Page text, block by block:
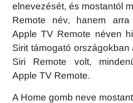
elnevezését, és mostantól
Remote név, hanem
Apple TV Remote néven
Sirit támogató
Siri Remote volt,
Apple TV Remote.
A Home gomb neve